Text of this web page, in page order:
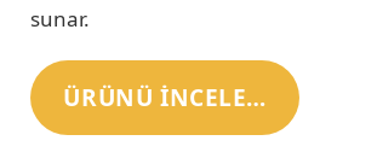
sunar.
ÜRÜNÜ INCELE…